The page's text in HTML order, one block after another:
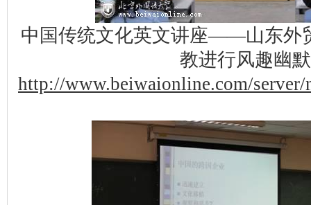
中国传统文化英文讲座——山东外
教进行风趣幽
http://www.beiwaionline.com/